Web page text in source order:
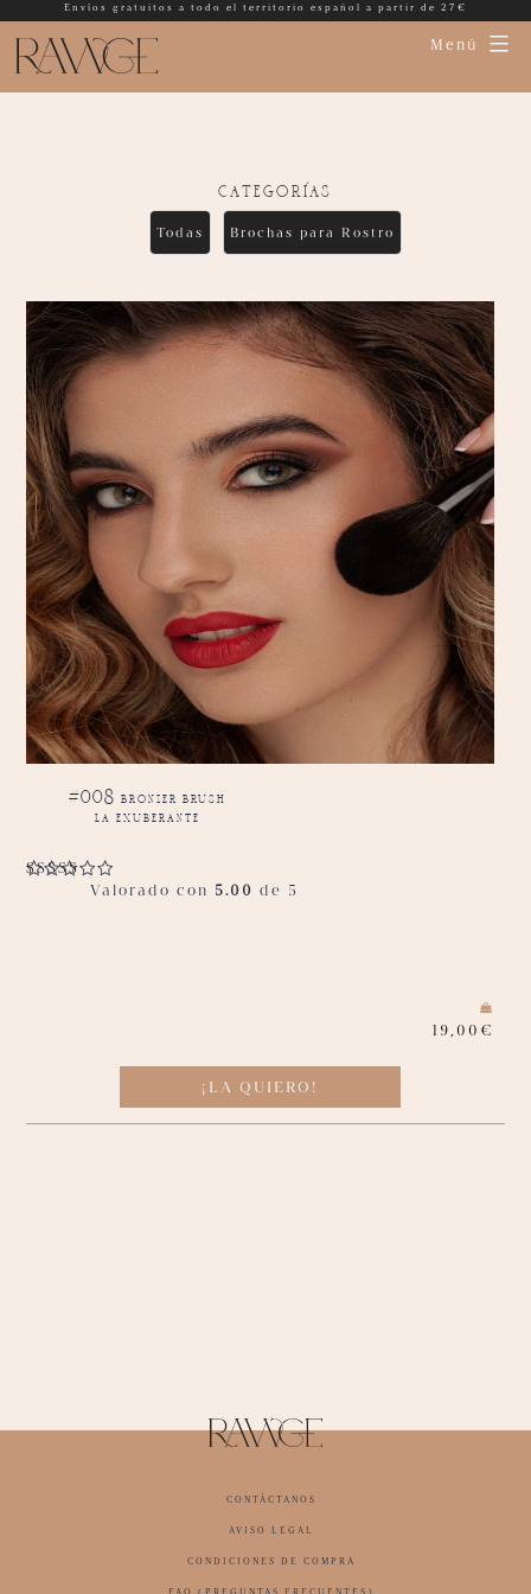
Menú
Envíos gratuitos a todo el territorio español a partir de 27€
categorías
Todas Brochas para Rostro
#008 bronzer brush
la exuberante
Valorado con 5.00 de 5
19,00 €
¡LA QUIERO!
CONTÁCTANOS
AVISO LEGAL
CONDICIONES DE COMPRA